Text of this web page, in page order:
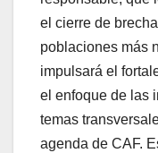
el cierre de
poblaciones más
impulsará el
el enfoque de las
temas
agenda de CAF.